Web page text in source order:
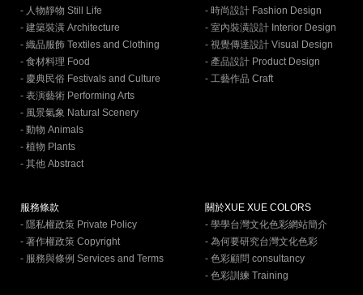
- 人物靜物 Still Life
- 建築裝潢 Architecture
- 織品服飾 Textiles and Clothing
- 食材料理 Food
- 慶典民俗 Festivals and Culture
- 表演藝術 Performing Arts
- 風景氣象 Natural Scenery
- 動物 Animals
- 植物 Plants
- 其他 Abstract
- 時尚設計 Fashion Design
- 室內裝潢設計 Interior Design
- 視覺傳達設計 Visual Design
- 產品設計 Product Design
- 工藝作品 Craft
服務條款
- 隱私權政策 Private Policy
- 著作權政策 Copyright
- 服務與條例 Services and Terms
關於XUE XUE COLORS
- 學學台灣文化色彩網站簡介
- 為何要研究台灣文化色彩
- 色彩顧問 consultancy
- 色彩訓練 Training